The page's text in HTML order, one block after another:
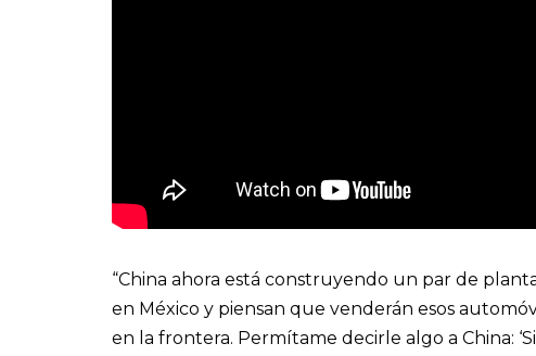
“China ahora está construyendo un par de
en México y piensan que venderán esos
en la frontera. Permítame decirle algo a China: